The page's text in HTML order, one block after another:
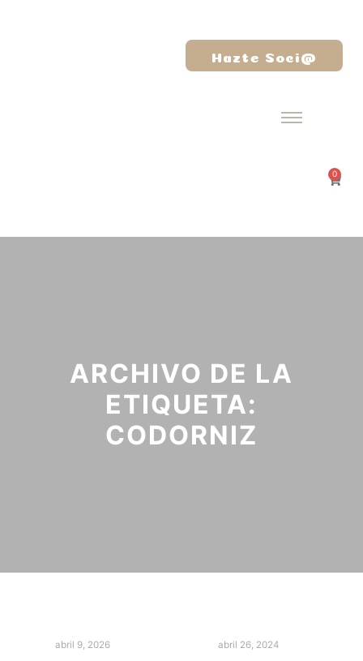
0
Hazte Soci@
ARCHIVO DE LA
ETIQUETA:
CODORNIZ
abril 9, 2026 abril 26, 2024